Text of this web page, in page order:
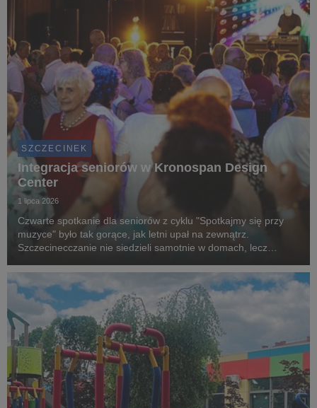
SZCZECINEK
Integracja seniorów w Kronospan Design
Center
1 lipca 2026
Czwarte spotkanie dla seniorów z cyklu "Spotkajmy się przy
muzyce" było tak gorące, jak letni upał na zewnątrz.
Szczecinecczanie nie siedzieli samotnie w domach, lecz
dzięki grantowi, przekazanemu przez Kronos...